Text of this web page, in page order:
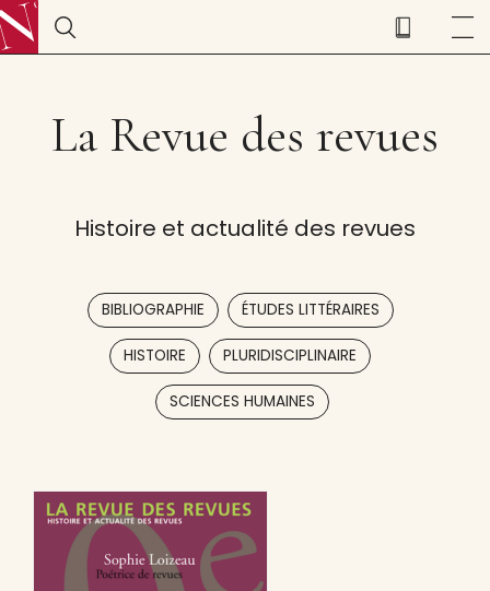
La Revue des revues
Histoire et actualité des revues
BIBLIOGRAPHIE ÉTUDES LITTÉRAIRES
HISTOIRE , PLURIDISCIPLINAIRE
SCIENCES HUMAINES